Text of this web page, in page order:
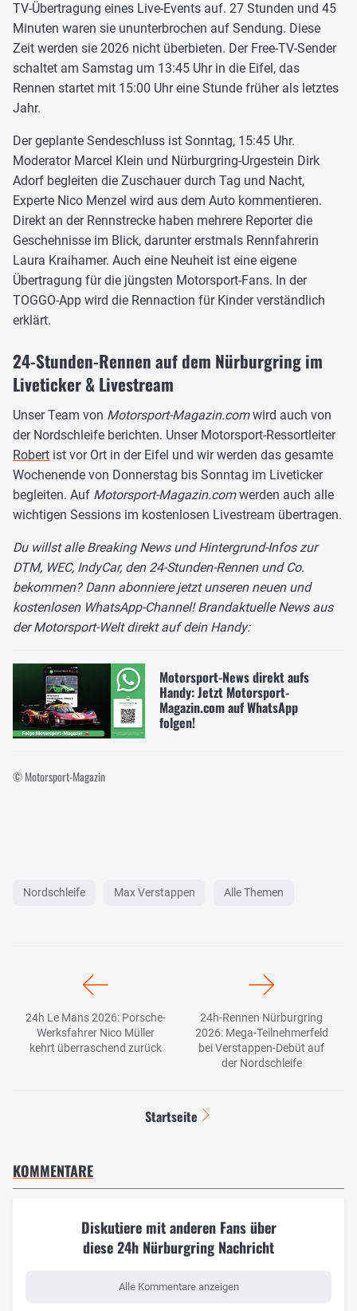
TV-Übertragung eines Live-Events auf. 27 Stunden und 45
Minuten waren sie ununterbrochen auf Sendung. Diese
Zeit werden sie 2026 nicht überbieten. Der Free-TV-Sender
schaltet am Samstag um 13:45 Uhr in die Eifel, das
Rennen startet mit 15:00 Uhr eine Stunde früher als letztes
Jahr.
Der geplante Sendeschluss ist Sonntag, 15:45 Uhr.
Moderator Marcel Klein und Nürburgring-Urgestein Dirk
Adorf begleiten die Zuschauer durch Tag und Nacht,
Experte Nico Menzel wird aus dem Auto kommentieren.
Direkt an der Rennstrecke haben mehrere Reporter die
Geschehnisse im Blick, darunter erstmals Rennfahrerin
Laura Kraihamer. Auch eine Neuheit ist eine eigene
Übertragung für die jüngsten Motorsport-Fans. In der
TOGGO-App wird die Rennaction für Kinder verständlich
erklärt.
24-Stunden-Rennen auf dem Nürburgring im
Liveticker & Livestream
Unser Team von Motorsport-Magazin.comwird auch von
der Nordschleife berichten. Unser Motorsport-Ressortleiter
Robert ist vor Ort in der Eifel und wir werden das gesamte
Wochenende von Donnerstag bis Sonntag im Liveticker
begleiten. Auf Motorsport-Magazin.comwerden auch alle
wichtigen Sessions im kostenlosen Livestream übertragen.
Du willst alle Breaking News und Hintergrund-Infos zur
DTM, WEC, IndyCar, den 24-Stunden-Rennen und Co.
bekommen? Dann abonniere jetzt unseren neuen und
kostenlosen WhatsApp-Channel! Brandaktuelle News aus
der Motorsport-Welt direkt auf dein Handy:
Motorsport-News direkt aufs
Handy: Jetzt Motorsport-
Magazin.com auf WhatsApp
folgen!
© Motorsport-Magazin
Nordschleife Max Verstappen Alle Themen
24h Le Mans 2026: Porsche-
Werksfahrer Nico Müller
kehrt überraschend zurück
24h-Rennen Nürburgring
2026: Mega-Teilnehmerfeld
bei Verstappen-Debüt auf
der Nordschleife
Startseite
KOMMENTARE
Diskutiere mit anderen Fans über
diese 24h Nürburgring Nachricht
Alle Kommentare anzeigen